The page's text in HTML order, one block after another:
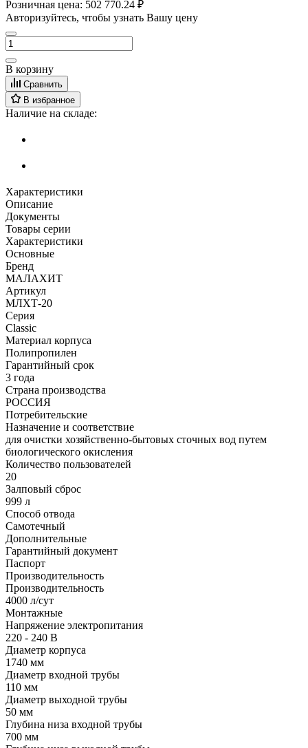
Розничная цена: 502 770.24 ₽
Авторизуйтесь, чтобы узнать Вашу цену
В корзину
Сравнить
В избранное
Наличие на складе:
Характеристики
Описание
Документы
Товары серии
Характеристики
Основные
Бренд
МАЛАХИТ
Артикул
МЛХТ-20
Серия
Classic
Материал корпуса
Полипропилен
Гарантийный срок
3 года
Страна производства
РОССИЯ
Потребительские
Назначение и соответствие
для очистки хозяйственно-бытовых сточных вод путем
биологического окисления
Количество пользователей
20
Залповый сброс
999 л
Способ отвода
Самотечный
Дополнительные
Гарантийный документ
Паспорт
Производительность
Производительность
4000 л/сут
Монтажные
Напряжение электропитания
220 - 240 В
Диаметр корпуса
1740 мм
Диаметр входной трубы
110 мм
Диаметр выходной трубы
50 мм
Глубина низа входной трубы
700 мм